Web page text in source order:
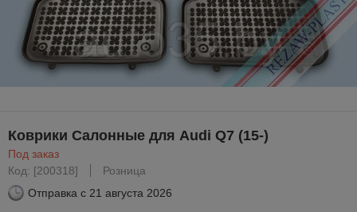
Коврики Салонные для Audi Q7 (15-)
Под заказ
Код: [200318]
Розница
Отправка с 21 августа 2026